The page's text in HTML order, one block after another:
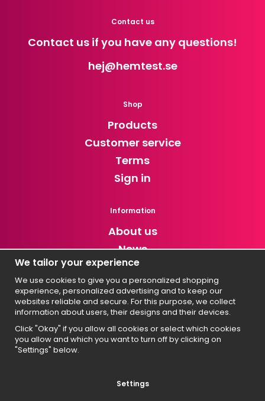
Contact us
Contact us if you have any questions!
hej@hemtest.se
Shop
Products
Customer service
Terms
Sign in
Information
About us
News
Newsletter
Get exclusive discounts and news!
Suomi
We tailor your experience
We use cookies to give you a personalized shopping
experience, personalized advertising and to keep our
websites reliable and secure. For this purpose, we collect
information about users, their designs and their devices.
Click "Okay" if you allow all cookies or select which cookies
you allow and which you want to turn off by clicking on
"Settings" below.
Settings